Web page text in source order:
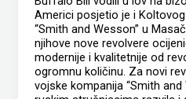
Americi posjetio je i
“Smith and Wesson” u
njihove nove revolvere
modernije i kvalitetnije od
ogromnu količinu. Za novi
vojske kompanija “Smith